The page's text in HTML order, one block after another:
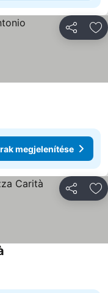
megjelenítése